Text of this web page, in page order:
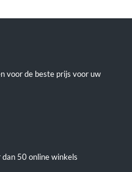
voor de beste prijs voor uw
50 online winkels